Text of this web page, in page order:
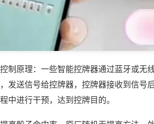
制原理：一些智能控牌器通过蓝牙或无
发送信号给控牌器，控牌器接收到信号
中进行干预，达到控牌目的。